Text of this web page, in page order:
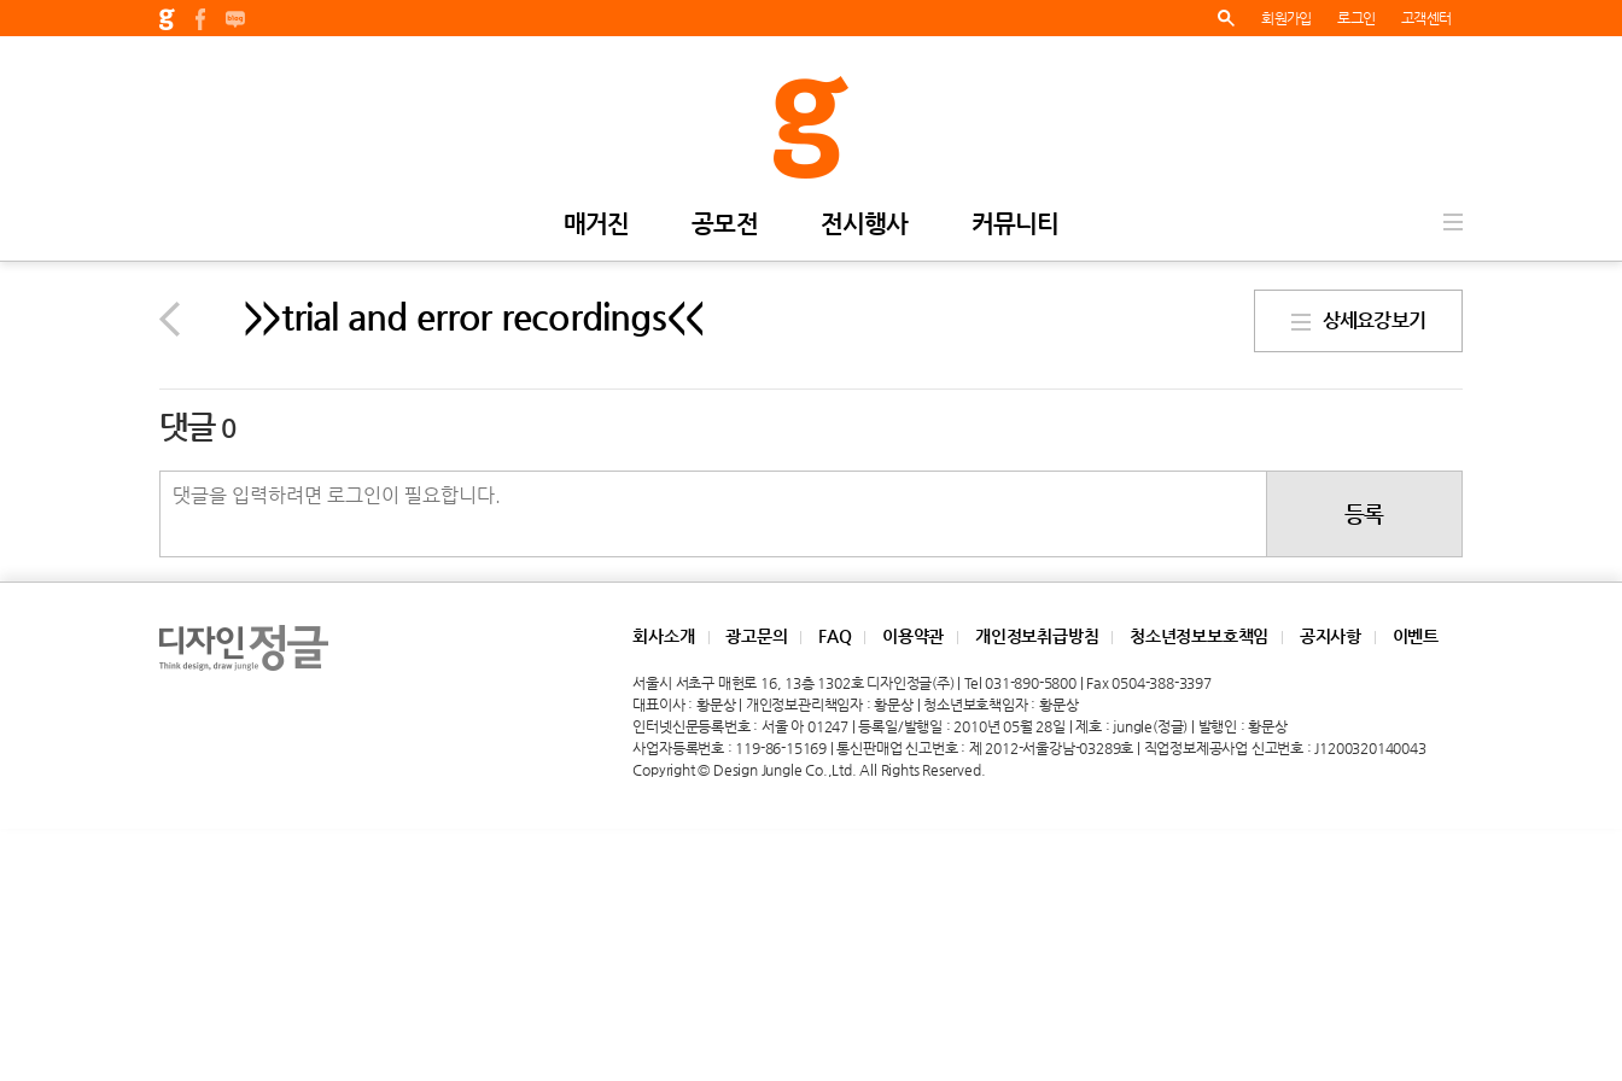
회원가입 로그인 고객센터
매거진 공모전 전시행사 커뮤니티
>>trial and error recordings<< 상세요강보기
댓글 0
등록
회사소개 광고문의 FAQ 이용약관 개인정보취급방침 청소년정보보호책임 공지사항 이벤트
서울시 서초구 매헌로 16, 13층 1302호 디자인정글(주) | Tel 031-890-5800 | Fax 0504-388-3397
대표이사 : 황문상 | 개인정보관리책임자 : 황문상 | 청소년보호책임자 : 황문상
인터넷신문등록번호 : 서울 아 01247 | 등록일/발행일 : 2010년 05월 28일 | 제호 : jungle(정글) | 발행인 : 황문상
사업자등록번호 : 119-86-15169 | 통신판매업 신고번호 : 제 2012-서울강남-03289호 | 직업정보제공사업 신고번호 : J1200320140043
Copyright © Design Jungle Co.,Ltd. All Rights Reserved.